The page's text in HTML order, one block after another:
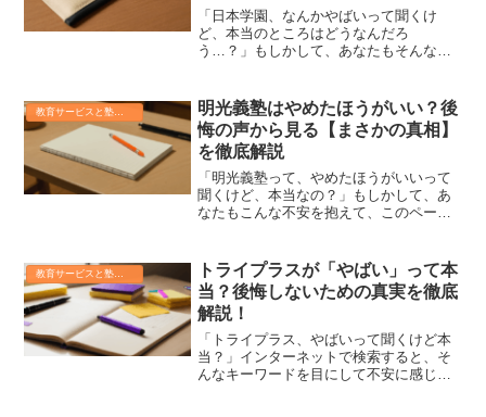
「日本学園、なんかやばいって聞くけ
ど、本当のところはどうなんだろ
う…？」もしかして、あなたもそんな風
当か分からず不安になりますよね。で
も、安心してください。この記事では...
明光義塾はやめたほうがいい？後
悔の声から見る【まさかの真相】
を徹底解説
「明光義塾って、やめたほうがいいって
聞くけど、本当なの？」もしかして、あ
なたもこんな不安を抱えて、このページ
ですよね。大切なお子さんの学習環境だ
からこそ、失敗したくない...
教育サービスと塾の真実
トライプラスが「やばい」って本
当？後悔しないための真実を徹底
解説！
「トライプラス、やばいって聞くけど本
当？」インターネットで検索すると、そ
んなキーワードを目にして不安に感じて